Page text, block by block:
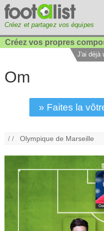
Créez et partagez vos équipes
Créez vos propres
J'ai déjà
Om
» Faites la
/ /Olympique de Marseille